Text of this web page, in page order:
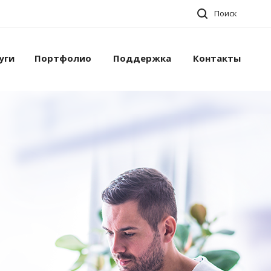
Поиск
Портфолио Поддержка Контакты